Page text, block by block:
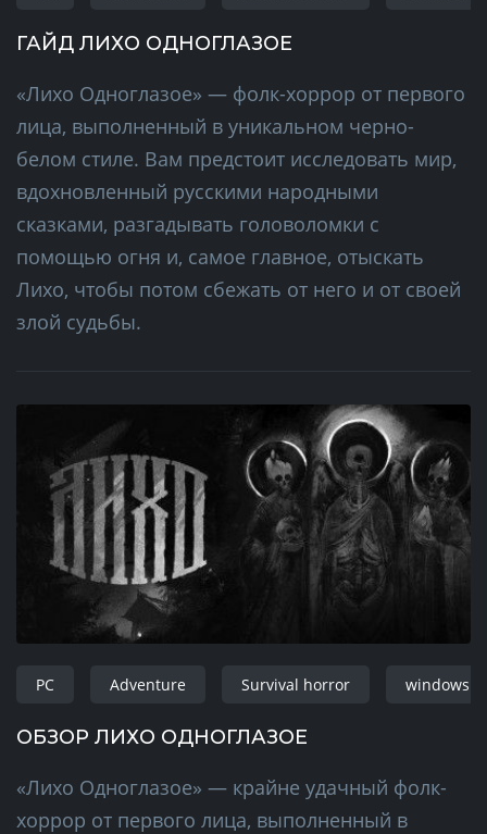
ГАЙД ЛИХО ОДНОГЛАЗОЕ
«Лихо Одноглазое» — фолк-хоррор от первого
лица, выполненный в уникальном черно-
белом стиле. Вам предстоит исследовать мир,
вдохновленный русскими народными
сказками, разгадывать головоломки с
помощью огня и, самое главное, отыскать
Лихо, чтобы потом сбежать от него и от своей
злой судьбы.
PC Adventure Survival horror windows
ОБЗОР ЛИХО ОДНОГЛАЗОЕ
«Лихо Одноглазое» — крайне удачный фолк-
хоррор от первого лица, выполненный в